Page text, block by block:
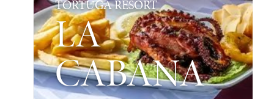
TORTUGA RESORT
LA
CABANA